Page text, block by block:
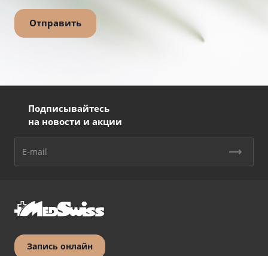
Подписывайтесь
на новости и акции
Запись онлайн